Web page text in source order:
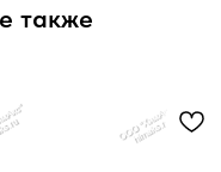
также